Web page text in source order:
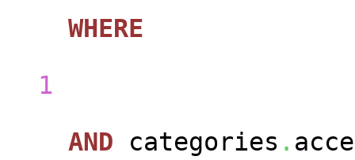
WHERE
1
AND categories .